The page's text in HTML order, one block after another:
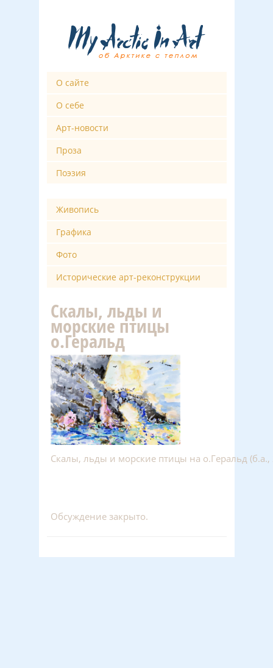
О сайте
О себе
Арт-новости
Проза
Поэзия
Живопись
Графика
Фото
Исторические арт-реконструкции
Скалы, льды и
морские птицы
о.Геральд
Скалы, льды и морские птицы на о.Геральд
Обсуждение закрыто.